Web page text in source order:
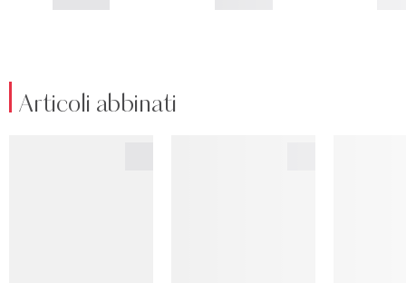
Articoli abbinati